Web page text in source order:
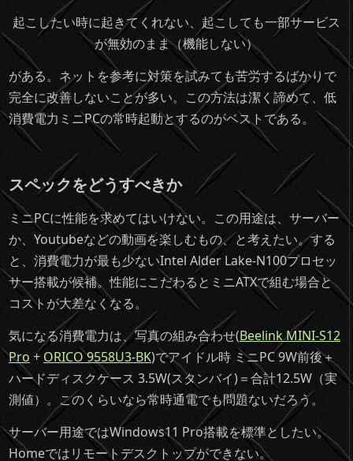
起こしたい時に起きてくれない、起こしても一部サービス
が無効のまま（機能しない）
がある。ネットを参考に対策を試みても苦労するばかりで
完全に改善しないことが多い。この方法は潔く諦めて、低
消費電力ミニPCの常時起動とするのがベストである。
スペックをどうすべきか
ミニPCに性能を求めてはいけない。この用途は、サーバー
か、Youtubeなどの動画を楽しむもの、と考えたい。する
と、消費電力が最も少ないIntel Alder Lake-N100プロセッ
サー搭載が候補。性能にこだわるとミニATXで組む場合と
コストが大差なくなる。
気になる消費電力は、写真の組み合わせ(BeelinkMINI-S12
Pro +ORICO9558U3-BK)でアイドル時 ミニPC 9W前後＋
ハードディスクケース 3.5W(スタンバイ)＝合計12.5W（実
測値）。このくらいなら常時通電でも問題ないだろう。
サーバー用途ではWindows11 Pro搭載を標準としたい。
Homeではリモートデスクトップができない。